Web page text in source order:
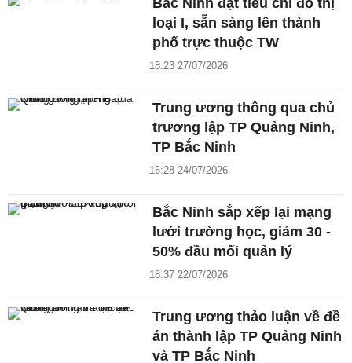
loại I, sẵn sàng lên thành
phố trực thuộc TW
18:23 27/07/2026
Trung ương thông qua chủ
trương lập TP Quảng Ninh,
TP Bắc Ninh
16:28 24/07/2026
Bắc Ninh sắp xếp lại mạng
lưới trường học, giảm 30 -
50% đầu mối quản lý
18:37 22/07/2026
Trung ương thảo luận về đề
án thành lập TP Quảng Ninh
và TP Bắc Ninh